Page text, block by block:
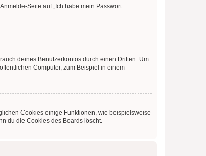
Seite auf „Ich habe mein Passwort
deines Benutzerkontos durch einen Dritten. Um
Computer, zum Beispiel in einem
Cookies einige Funktionen, wie beispielsweise
du die Cookies des Boards löscht.